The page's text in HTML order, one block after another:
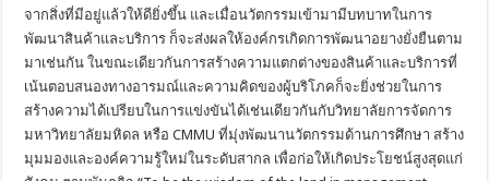
จากสิ่งที่มีอยู่แล้วให้ดียิ่งขึ้น และเมื่อนวัตกรรมเข้ามามีบทบาทในการ
พัฒนาสินค้าและบริการ ก็จะส่งผลให้องค์กรเกิดการพัฒนาอยางยั่งยืนตาม
มาเช่นกัน ในขณะเดียวกันการสร้างความแตกต่างของสินค้าและบริการที่
เน้นตอบสนองทางอารมณ์และความคิดของผู้บริโภคก็จะยิ่งช่วยในการ
สร้างความได้เปรียบในการแข่งขันได้เช่นเดียวกันกับวิทยาลัยการจัดการ
มหาวิทยาลัยมหิดล หรือ CMMU ที่มุ่งพัฒนานวัตกรรมด้านการศึกษา สร้าง
มุมมองและองค์ความรู้ใหม่ในระดับสากล เพื่อก่อให้เกิดประโยชน์สูงสุดแก่